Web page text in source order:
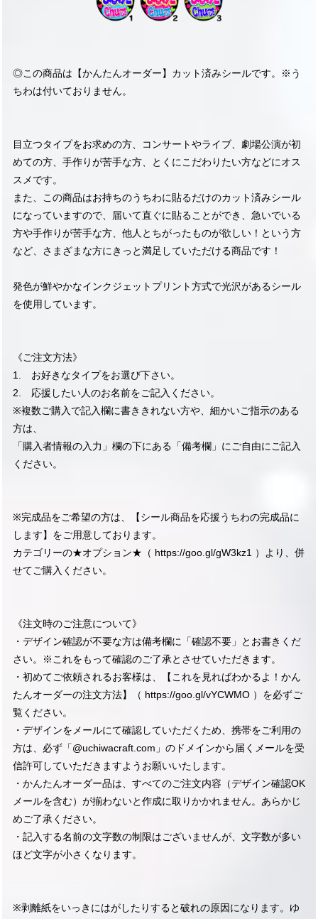
◎この商品は【かんたんオーダー】カット済みシールです。※う
ちわは付いておりません。
目立つタイプをお求めの方、コンサートやライブ、劇場公演が初
めての方、手作りが苦手な方、とくにこだわりたい方などにオス
スメです。
また、この商品はお持ちのうちわに貼るだけのカット済みシール
になっていますので、届いて直ぐに貼ることができ、急いでいる
方や手作りが苦手な方、他人とちがったものが欲しい！という方
など、さまざまな方にきっと満足していただける商品です！
発色が鮮やかなインクジェットプリント方式で光沢があるシール
を使用しています。
《ご注文方法》
1. お好きなタイプをお選び下さい。
2. 応援したい人のお名前をご記入ください。
※複数ご購入で記入欄に書ききれない方や、細かいご指示のある
方は、
「購入者情報の入力」欄の下にある「備考欄」にご自由にご記入
ください。
※完成品をご希望の方は、【シール商品を応援うちわの完成品に
します】をご用意しております。
カテゴリーの★オプション★（ https://goo.gl/gW3kz1 ）より、併
せてご購入ください。
《注文時のご注意について》
・デザイン確認が不要な方は備考欄に「確認不要」とお書きくだ
さい。※これをもって確認のご了承とさせていただきます。
・初めてご依頼されるお客様は、【これを見ればわかるよ！かん
たんオーダーの注文方法】（ https://goo.gl/vYCWMO ）を必ずご
覧ください。
・デザインをメールにて確認していただくため、携帯をご利用の
方は、必ず「@uchiwacraft.com」のドメインから届くメールを受
信許可していただきますようお願いいたします。
・かんたんオーダー品は、すべてのご注文内容（デザイン確認OK
メールを含む）が揃わないと作成に取りかかれません。あらかじ
めご了承ください。
・記入する名前の文字数の制限はございませんが、文字数が多い
ほど文字が小さくなります。
※剥離紙をいっきにはがしたりすると破れの原因になります。ゆ